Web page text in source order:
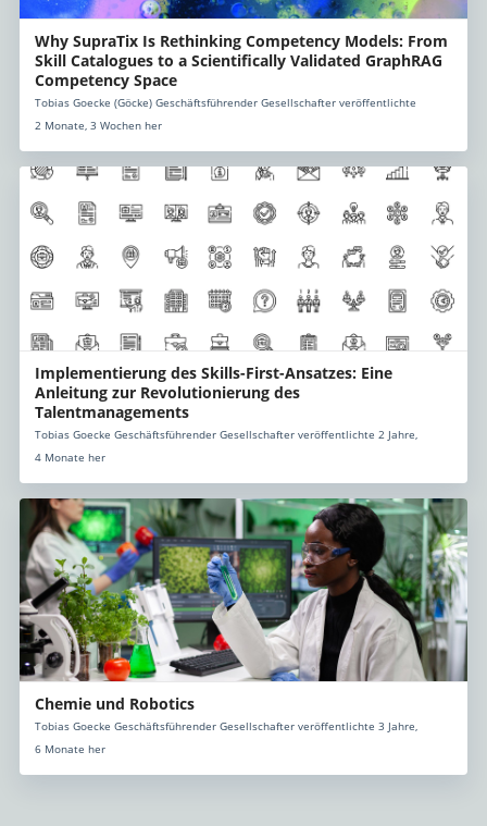
Why SupraTix Is Rethinking Competency Models: From
Skill Catalogues to a Scientifically Validated GraphRAG
Competency Space
Tobias Goecke (Göcke) Geschäftsführender Gesellschafter veröffentlichte
2 Monate, 3 Wochen her
Implementierung des Skills-First-Ansatzes: Eine
Anleitung zur Revolutionierung des
Talentmanagements
Tobias Goecke Geschäftsführender Gesellschafter veröffentlichte 2 Jahre,
4 Monate her
Chemie und Robotics
Tobias Goecke Geschäftsführender Gesellschafter veröffentlichte 3 Jahre,
6 Monate her